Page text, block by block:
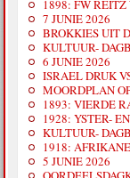
1898: FW REITZ
7 JUNIE 2026
BROKKIES UIT
KULTUUR-
6 JUNIE 2026
ISRAEL DRUK
MOORDPLAN
1893: VIERDE
1928: YSTER-
KULTUUR-
1918:
5 JUNIE 2026